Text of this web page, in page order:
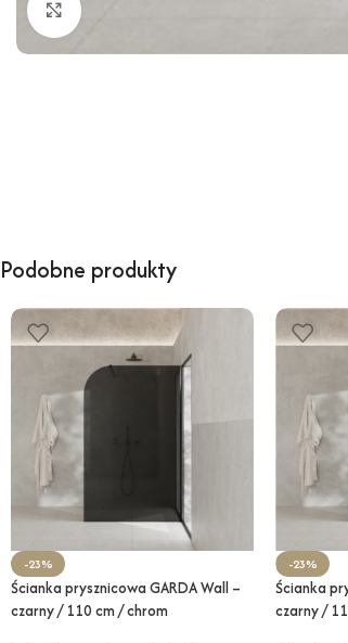
Podobne produkty
-23%
Ścianka prysznicowa GARDA Wall –
czarny / 110 cm / chrom
-23%
Ścianka
czarny /